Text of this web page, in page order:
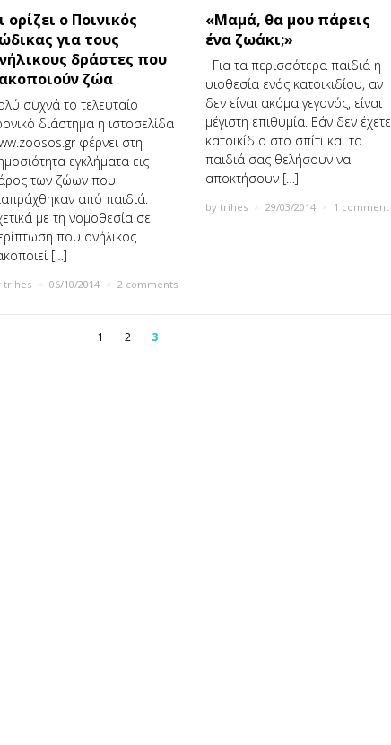
ορίζει ο Ποινικός
για τους
δράστες που
ζώα
συχνά το τελευταίο
διάστημα η ιστοσελίδα
φέρνει στη
εγκλήματα εις
των ζώων που
από παιδιά.
με τη νομοθεσία σε
που ανήλικος
[…]
trihes 06/10/2014 2 comments
«Μαμά, θα μου πάρεις
ένα ζωάκι;»
Για τα περισσότερα παιδιά η
υιοθεσία ενός κατοικιδίου, αν
δεν είναι ακόμα γεγονός, είναι
μέγιστη επιθυμία. Εάν δεν έχετε
κατοικίδιο στο σπίτι και τα
παιδιά σας θελήσουν να
αποκτήσουν […]
by trihes 29/03/2014 1 comment
1 2 3